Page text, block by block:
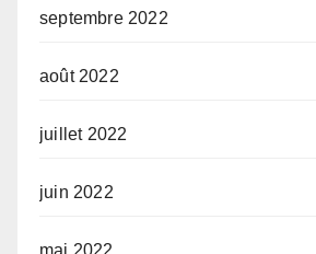
septembre 2022
août 2022
juillet 2022
juin 2022
mai 2022